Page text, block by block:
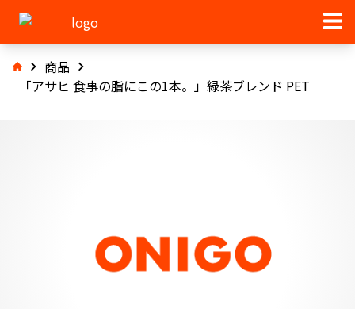
商品
「アサヒ 食事の脂にこの1本。」緑茶ブレンド PET